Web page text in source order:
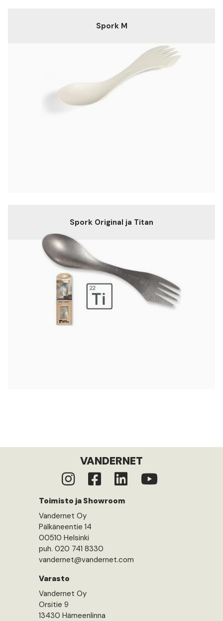
Spork M
Spork Original ja Titan
VANDERNET
Toimisto ja Showroom
Vandernet Oy
Pälkäneentie 14
00510 Helsinki
puh. 020 741 8330
vandernet@vandernet.com
Varasto
Vandernet Oy
Orsitie 9
13430 Hämeenlinna